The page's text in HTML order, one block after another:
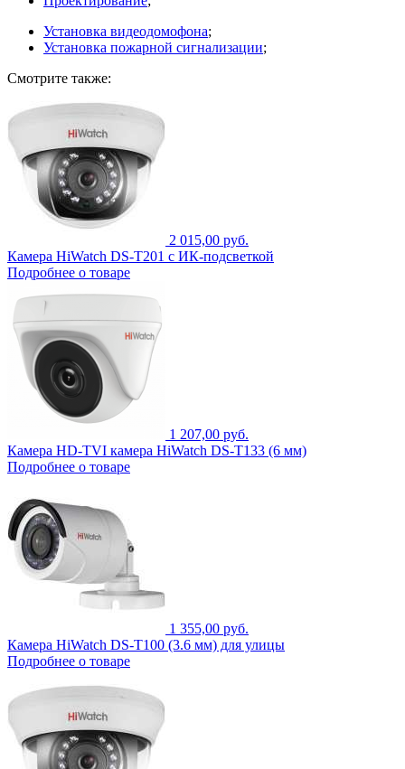
Установка видеодомофона;
Установка пожарной сигнализации;
Смотрите также:
2 015,00 руб.
Камера HiWatch DS-T201 с ИК-подсветкой
Подробнее о товаре
1 207,00 руб.
Камера HD-TVI камера HiWatch DS-T133 (6 мм)
Подробнее о товаре
1 355,00 руб.
Камера HiWatch DS-T100 (3.6 мм) для улицы
Подробнее о товаре